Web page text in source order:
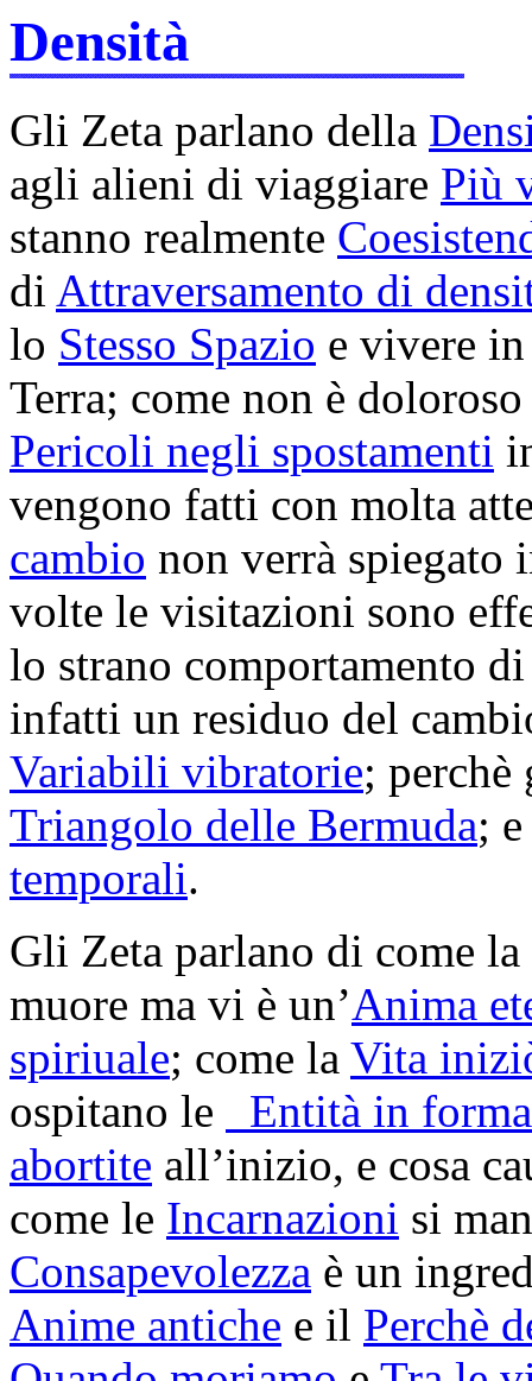
Densità
Gli Zeta parlano della
agli alieni di viaggiare Più
stanno realmente
di Attraversamento di
lo Stesso Spazio e vivere
Terra; come non è
Pericoli negli spostamenti
vengono fatti con molta
cambio non verrà spiegato
volte le visitazioni sono
lo strano comportamento
infatti un residuo del
Variabili vibratorie; perchè
Triangolo delle Bermuda;
temporali.
Gli Zeta parlano di come la
muore ma vi è un’Anima
spiriuale; come la Vita
ospitano le
Entità in
abortite all’inizio, e cosa
come le Incarnazioni si
Consapevolezza è un
Anime antiche e il Perchè